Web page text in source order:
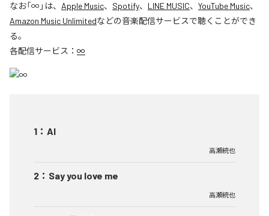
なお「∞ 」は、 Apple Music、 Spotify、 LINE MUSIC、 YouTube Music、
Amazon Music Unlimitedなどの音楽配信サービスで聴くことができ
る。
各配信サービス： ∞
1 ： AI
高瀬統也
2 ： Say you love me
高瀬統也